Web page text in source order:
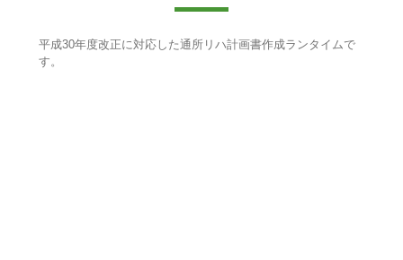
平成30年度改正に対応した通所リハ計画書作成ランタイムで
す。